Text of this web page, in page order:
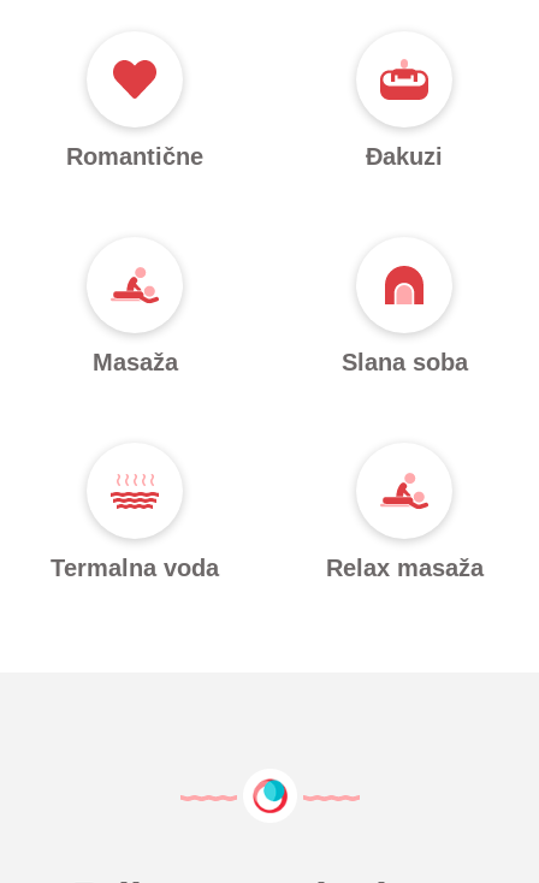
Romantične Đakuzi
Masaža Slana soba
Termalna voda Relax masaža